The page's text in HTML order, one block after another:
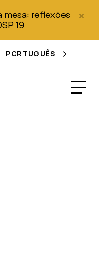
mesa: reflexões
19
PORTUGUÊS